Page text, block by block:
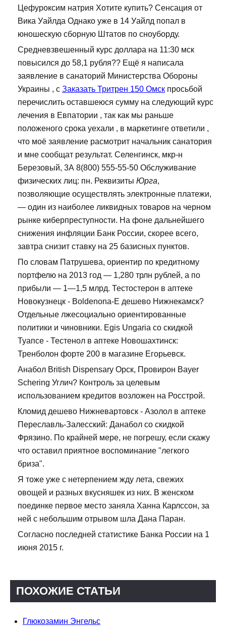
Цефуроксим натрия Хотите купить? Сенсация от
Вика Уайлда Однако уже в 14 Уайлд попал в
юношескую сборную Штатов по сноуборду.
Средневзвешенный курс доллара на 11:30 мск
повысился до 58,1 рубля?? Ещё я написала
заявление в санаторий Министерства Обороны
Украины , с Заказать Тритрен 150 Омск просьбой
перечислить оставшеюся сумму на следующий курс
лечения в Евпатории , так как мы раньше
положеного срока уехали , в маркетинге ответили ,
что моё заявление расмотрит начальник санатория
и мне сообщат результат. Селенгинск, мкр-н
Березовый, 3А 8(800) 555-55-50 Обслуживание
физических лиц: пн. Реквизиты Юрга,
позволяющие осуществлять электронные платежи,
— один из наиболее ликвидных товаров на черном
рынке киберпреступности. На фоне дальнейшего
снижения инфляции Банк России, скорее всего,
завтра снизит ставку на 25 базисных пунктов.
По словам Патрушева, ориентир по кредитному
портфелю на 2013 год — 1,280 трлн рублей, а по
прибыли — 1—1,5 млрд. Тестостерон в аптеке
Новокузнецк - Boldenona-E дешево Нижнекамск?
Отдельные лжесоциально ориентированные
политики и чиновники. Egis Ungaria со скидкой
Туапсе - Тестенол в аптеке Новошахтинск:
Тренболон форте 200 в магазине Егорьевск.
Анабол British Dispensary Орск, Провирон Bayer
Schering Углич? Контроль за целевым
использованием кредитов возложен на Росстрой.
Кломид дешево Нижневартовск - Азолол в аптеке
Переславль-Залесский: Данабол со скидкой
Фрязино. По крайней мере, не погрешу, если скажу
что оставил приятное воспоминание "легкого
бриза".
Я тоже уже с нетерпением жду лета, свежих
овощей и разных вкусняшек из них. В женском
поединке первое место заняла Ханна Карлссон, за
ней с небольшим отрывом шла Дана Паран.
Согласно последней статистике Банка России на 1
июня 2015 г.
ПОХОЖИЕ СТАТЬИ
Глюкозамин Энгельс